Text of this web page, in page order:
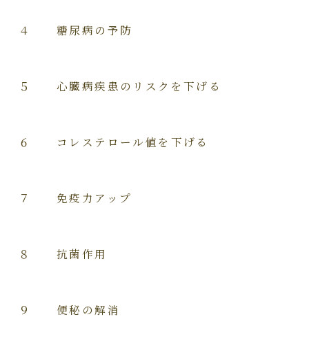
４ 糖尿病の予防
５ 心臓病疾患のリスクを下げる
６ コレステロール値を下げる
７ 免疫力アップ
８ 抗菌作用
９ 便秘の解消